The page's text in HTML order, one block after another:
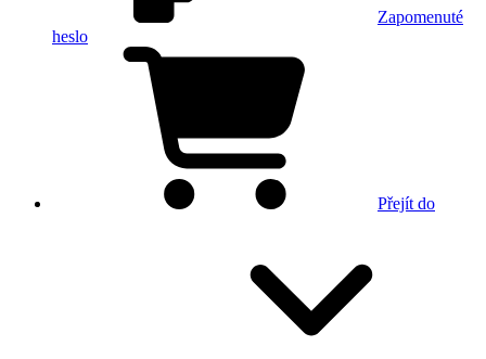
Zapomenuté
heslo
Přejít do